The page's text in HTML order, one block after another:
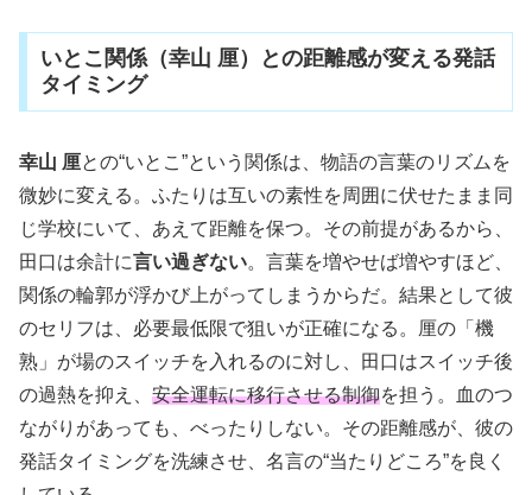
いとこ関係（幸山 厘）との距離感が変える発話
タイミング
幸山 厘との“いとこ”という関係は、物語の言葉のリズムを
微妙に変える。ふたりは互いの素性を周囲に伏せたまま同
じ学校にいて、あえて距離を保つ。その前提があるから、
田口は余計に言い過ぎない。言葉を増やせば増やすほど、
関係の輪郭が浮かび上がってしまうからだ。結果として彼
のセリフは、必要最低限で狙いが正確になる。厘の「機
熟」が場のスイッチを入れるのに対し、田口はスイッチ後
の過熱を抑え、 安全運転に移行させる制御を担う。血のつ
ながりがあっても、べったりしない。その距離感が、彼の
発話タイミングを洗練させ、名言の“当たりどころ”を良く